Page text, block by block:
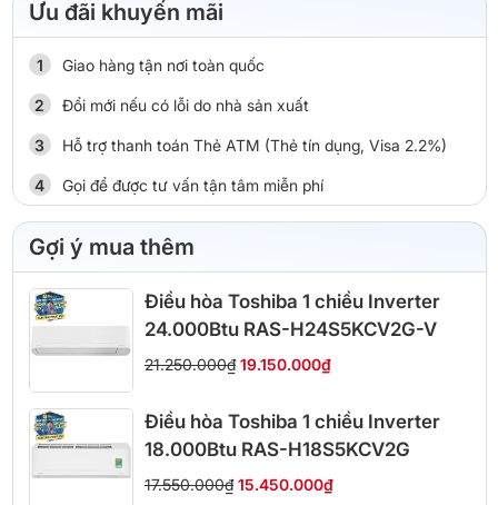
Ưu đãi khuyến mãi
Giao hàng tận nơi toàn quốc
Đổi mới nếu có lỗi do nhà sản xuất
Hỗ trợ thanh toán Thẻ ATM (Thẻ tín dụng, Visa 2.2%)
Gọi để được tư vấn tận tâm miễn phí
Gợi ý mua thêm
Điều hòa Toshiba 1 chiều Inverter
24.000Btu RAS-H24S5KCV2G-V
21.250.000₫ 19.150.000₫
Điều hòa Toshiba 1 chiều Inverter
18.000Btu RAS-H18S5KCV2G
17.550.000₫ 15.450.000₫